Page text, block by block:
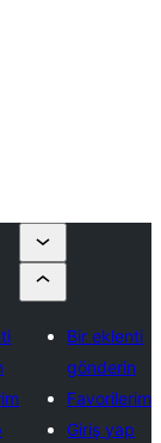
Bir eklenti
gönderin
Favorilerim
Giriş yap